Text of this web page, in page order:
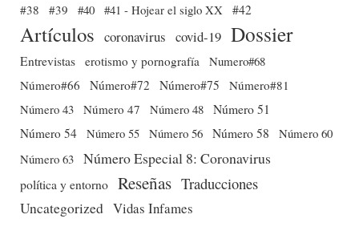
#38
#39 #40 #41 - Hojear el siglo XX #42
Artículos coronavirus covid-19 Dossier
Entrevistas erotismo y pornografía
Numero#68
Número#66
Número#72 Número#75
Número#81
Número 43 Número 47 Número 48 Número 51
Número 54 Número 55 Número 56 Número 58
Número 60
Número 63 Número Especial 8: Coronavirus
política y entorno Reseñas Traducciones
Uncategorized Vidas Infames